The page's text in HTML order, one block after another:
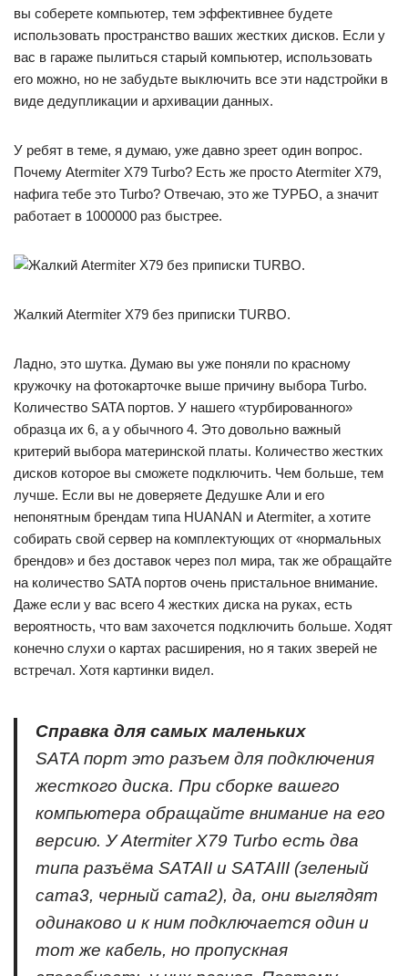
вы соберете компьютер, тем эффективнее будете
использовать пространство ваших жестких дисков. Если у
вас в гараже пылиться старый компьютер, использовать
его можно, но не забудьте выключить все эти надстройки в
виде дедупликации и архивации данных.
У ребят в теме, я думаю, уже давно зреет один вопрос.
Почему Atermiter X79 Turbo? Есть же просто Atermiter X79,
нафига тебе это Turbo? Отвечаю, это же ТУРБО, а значит
работает в 1000000 раз быстрее.
Жалкий Atermiter X79 без приписки TURBO.
Ладно, это шутка. Думаю вы уже поняли по красному
кружочку на фотокарточке выше причину выбора Turbo.
Количество SATA портов. У нашего «турбированного»
образца их 6, а у обычного 4. Это довольно важный
критерий выбора материнской платы. Количество жестких
дисков которое вы сможете подключить. Чем больше, тем
лучше. Если вы не доверяете Дедушке Али и его
непонятным брендам типа HUANAN и Atermiter, а хотите
собирать свой сервер на комплектующих от «нормальных
брендов» и без доставок через пол мира, так же обращайте
на количество SATA портов очень пристальное внимание.
Даже если у вас всего 4 жестких диска на руках, есть
вероятность, что вам захочется подключить больше. Ходят
конечно слухи о картах расширения, но я таких зверей не
встречал. Хотя картинки видел.
Справка для самых маленьких
SATA порт это разъем для подключения
жесткого диска. При сборке вашего
компьютера обращайте внимание на его
версию. У Atermiter X79 Turbo есть два
типа разъёма SATAII и SATAIII (зеленый
сата3, черный сата2), да, они выглядят
одинаково и к ним подключается один и
тот же кабель, но пропускная